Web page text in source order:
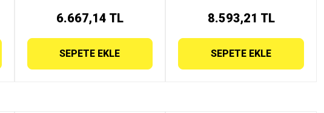
6.667,14 TL
SEPETE EKLE
8.593,21 TL
SEPETE EKLE